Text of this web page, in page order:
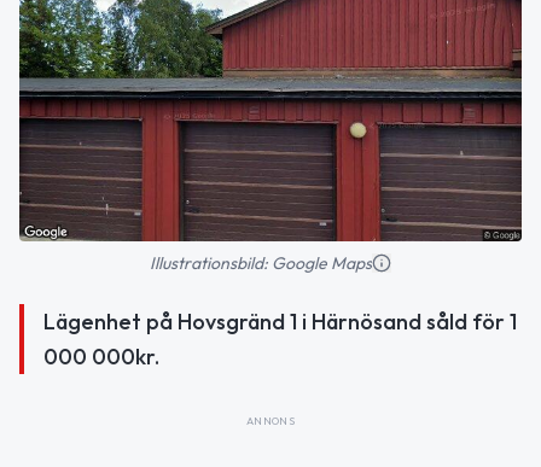
Illustrationsbild: Google Maps
Lägenhet på Hovsgränd 1 i Härnösand såld för 1
000 000kr.
ANNONS